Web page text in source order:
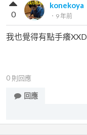
konekoya
． 9 年前
0
我也覺得有點手癢XXD
0 則回應
回應